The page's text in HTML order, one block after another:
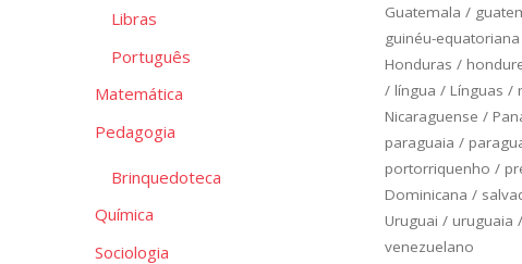
Guatemala /
guinéu-equatoriana
Honduras /
/ língua / Línguas /
Nicaraguense /
paraguaia /
portorriquenho /
Dominicana /
Uruguai / uruguaia /
venezuelano
Libras
Português
Matemática
Pedagogia
Brinquedoteca
Química
Sociologia